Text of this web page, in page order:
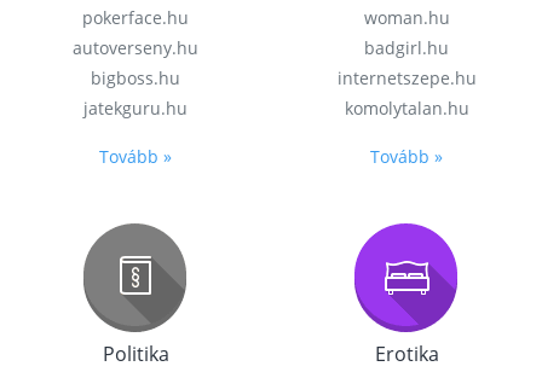
pokerface.hu
autoverseny.hu
bigboss.hu
jatekguru.hu
Tovább »
woman.hu
badgirl.hu
internetszepe.hu
komolytalan.hu
Tovább »
Politika Erotika